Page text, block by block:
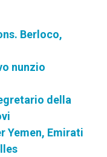
Berloco,
nunzio
della
Yemen, Emirati